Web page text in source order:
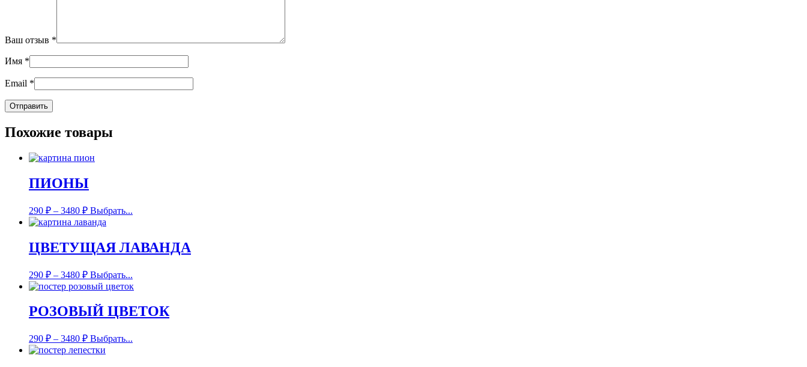
Ваш отзыв *
Имя *
Email *
Похожие товары
ПИОНЫ
290 ₽ – 3480 ₽ Выбрать...
ЦВЕТУЩАЯ ЛАВАНДА
290 ₽ – 3480 ₽ Выбрать...
РОЗОВЫЙ ЦВЕТОК
290 ₽ – 3480 ₽ Выбрать...